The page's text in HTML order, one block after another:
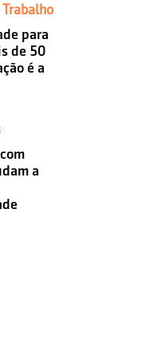
para
de 50
é a
a